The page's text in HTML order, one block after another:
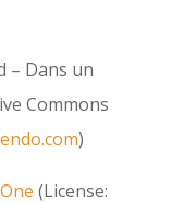
– Dans un
Commons
)
(License: